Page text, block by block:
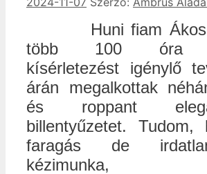
Huni fiam Ákos
több 100 óra
kísérletezést igénylő
árán megalkottak
és roppant
billentyűzetet. Tudom,
faragás de
kézimunka,